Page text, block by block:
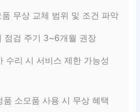
품 무상 교체 범위 및 조건 파악
점검 주기 3~6개월 권장
수리 시 서비스 제한 가능성
품 소모품 사용 시 무상 혜택